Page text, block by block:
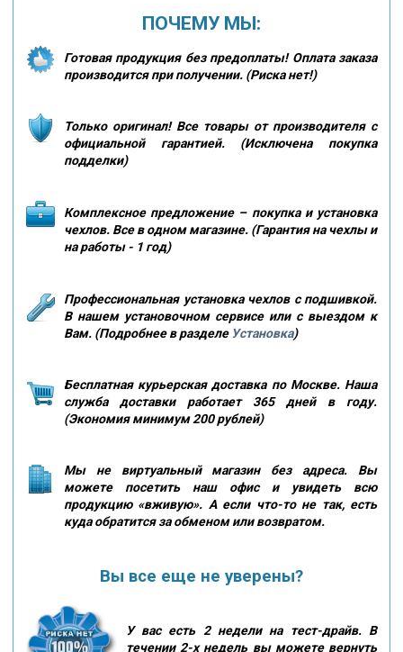
ПОЧЕМУ МЫ:
Готовая продукция без предоплаты! Оплата заказа
производится при получении. (Риска нет!)
Только оригинал! Все товары от производителя с
официальной гарантией. (Исключена покупка
подделки)
Комплексное предложение – покупка и установка
чехлов. Все в одном магазине. (Гарантия на чехлы и
на работы - 1 год)
Профессиональная установка чехлов с подшивкой.
В нашем установочном сервисе или с выездом к
Вам. (Подробнее в разделе Установка)
Бесплатная курьерская доставка по Москве. Наша
служба доставки работает 365 дней в году.
(Экономия минимум 200 рублей)
Мы не виртуальный магазин без адреса. Вы
можете посетить наш офис и увидеть всю
продукцию «вживую». А если что-то не так, есть
куда обратится за обменом или возвратом.
Вы все еще не уверены?
У вас есть 2 недели на тест-драйв. В
течении 2-х недель вы можете вернуть